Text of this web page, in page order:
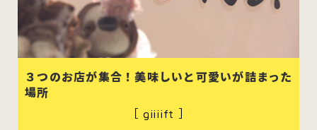
３つのお店が集合！美味しいと可愛いが詰まった
場所
［ giiiift ］